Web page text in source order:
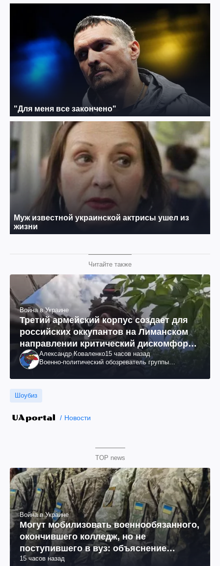
Читайте также
Война в Украине
Третий армейский корпус создает для
российских оккупантов на Лиманском
направлении критический дискомфорт:
как это удалось
Александр Коваленко15 часов назад
Военно-политический обозреватель группы
Шоубиз
Новости
TOP news
Война в Украине
Могут мобилизовать военнообязанного,
окончившего колледж, но не
поступившего в вуз: объяснение
юриста
15 часов назад